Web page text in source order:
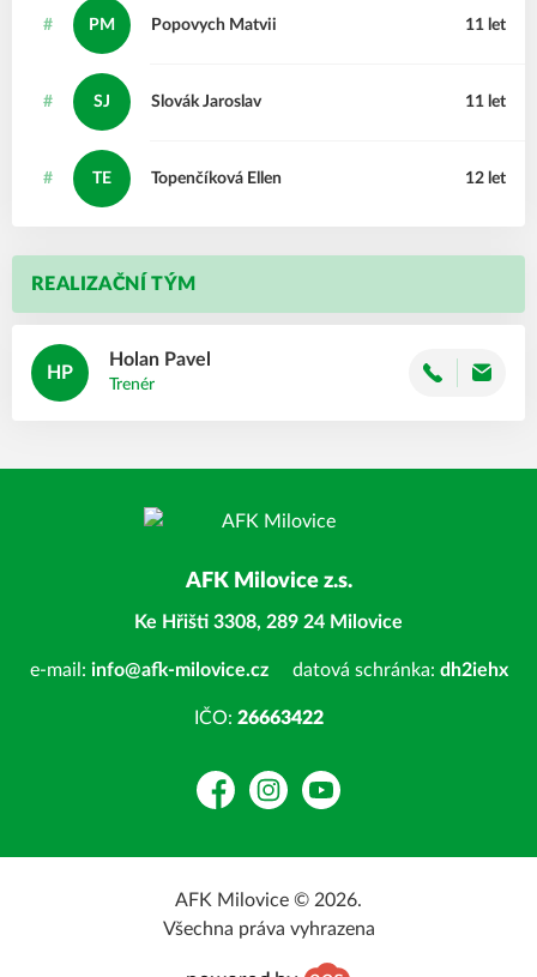
REALIZAČNÍ TÝM
HP
Pavel
Holan
Trenér
# PM Matvii
Popovych 11 let
# SJ Jaroslav
Slovák 11 let
# TE Ellen
Topenčíková 12 let
AFK Milovice z.s.
Ke Hřišti 3308, 289 24 Milovice
e-mail: info@afk-milovice.czdatová schránka: dh2iehx
IČO: 26663422
FacebookInstagramYouTube
AFK Milovice © 2026.
Všechna práva vyhrazena